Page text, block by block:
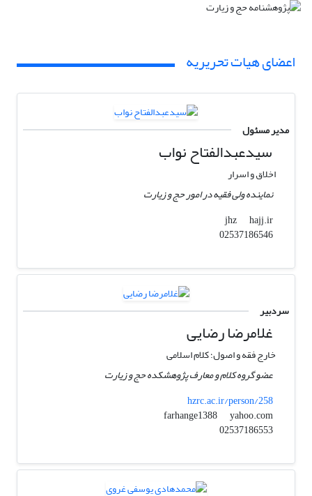
اعضای هیات تحریریه
مدیر مسئول
سیدعبدالفتاح نواب
اخلاق و اسرار
نماینده ولی فقیه در امور حج و زیارت
jhz
hajj.ir
02537186546
سردبیر
غلامرضا رضایی
خارج فقه و اصول؛ کلام اسلامی
عضو گروه کلام و معارف پژوهشکده حج و زیارت
hzrc.ac.ir/person/258
farhange1388
yahoo.com
02537186553